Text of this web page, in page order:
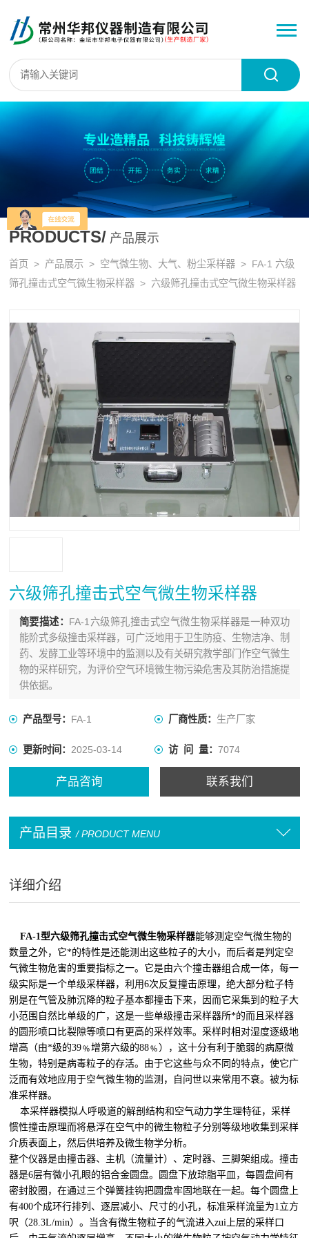
PRODUCTS/ 产品展示
首页 > 产品展示 > 空气微生物、大气、粉尘采样器 > FA-1 六级
筛孔撞击式空气微生物采样器 > 六级筛孔撞击式空气微生物采样器
六级筛孔撞击式空气微生物采样器
简要描述： FA-1六级筛孔撞击式空气微生物采样器是一种双功
能阶式多级撞击采样器，可广泛地用于卫生防疫、生物洁净、制
药、发酵工业等环境中的监测以及有关研究教学部门作空气微生
物的采样研究，为评价空气环境微生物污染危害及其防治措施提
供依据。
产品型号： FA-1 厂商性质： 生产厂家
更新时间：2025-03-14 访 问 量： 7074
产品咨询 联系我们
产品目录 / PRODUCT MENU
详细介绍
FA-1型六级筛孔撞击式空气微生物采样器能够测定空气微生物的
数量之外，它*的特性是还能测出这些粒子的大小，而后者是判定空
气微生物危害的重要指标之一。它是由六个撞击器组合成一体，每一
级实际是一个单级采样器，利用6次反复撞击原理，绝大部分粒子特
别是在气管及肺沉降的粒子基本都撞击下来，因而它采集到的粒子大
小范围自然比单级的广，这是一些单级撞击采样器所*的而且采样器
的圆形喷口比裂隙等喷口有更高的采样效率。采样时相对湿度逐级地
增高（由*级的39﹪增第六级的88﹪），这十分有利于脆弱的病原微
生物，特别是病毒粒子的存活。由于它这些与众不同的特点，使它广
泛而有效地应用于空气微生物的监测，自问世以来常用不衰。被为标
准采样器。
本采样器模拟人呼吸道的解剖结构和空气动力学生理特征，采样
惯性撞击原理而将悬浮在空气中的微生物粒子分别等级地收集到采样
介质表面上，然后供培养及微生物学分析。
整个仪器是由撞击器、主机（流量计）、定时器、三脚架组成。撞击
器是6层有微小孔眼的铝合金圆盘。圆盘下放琼脂平皿，每圆盘间有
密封胶圈，在通过三个弹簧挂钩把圆盘牢固地联在一起。每个圆盘上
有400个成环行排列、逐层减小、尺寸的小孔，标准采样流量为1立方
呎（28.3L/min）。当含有微生物粒子的气流进入zui上层的采样口